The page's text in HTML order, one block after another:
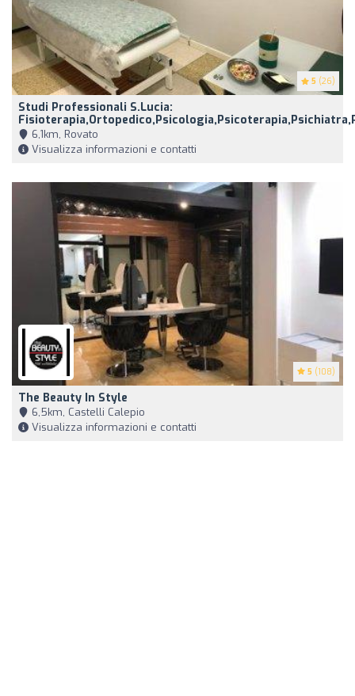
5 (26)
Studi Professionali S.Lucia:
6,1km, Rovato
Visualizza informazioni e contatti
5 (108)
The Beauty In Style
6,5km, Castelli Calepio
Visualizza informazioni e contatti